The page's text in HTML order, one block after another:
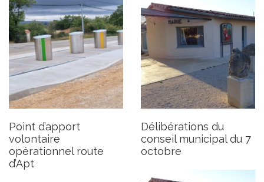
Point d’apport
volontaire
opérationnel route
d’Apt
Délibérations du
conseil municipal du 7
octobre
Séance du conseil
municipal du 7 octobre